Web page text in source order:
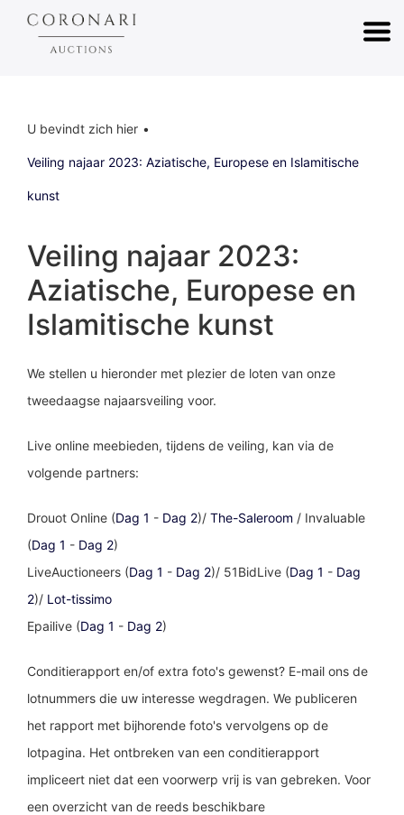
U bevindt zich hier
Veiling najaar 2023: Aziatische, Europese en Islamitische
kunst
Veiling najaar 2023:
Aziatische, Europese en
Islamitische kunst
We stellen u hieronder met plezier de loten van onze
tweedaagse najaarsveiling voor.
Live online meebieden, tijdens de veiling, kan via de
volgende partners:
Drouot Online (Dag 1 - Dag 2)/ The-Saleroom / Invaluable
(Dag 1 - Dag 2)
LiveAuctioneers (Dag 1 - Dag 2)/ 51BidLive (Dag 1 - Dag
2)/ Lot-tissimo
Epailive (Dag 1 - Dag 2)
Conditierapport en/of extra foto's gewenst? E-mail ons de
lotnummers die uw interesse wegdragen. We publiceren
het rapport met bijhorende foto's vervolgens op de
lotpagina. Het ontbreken van een conditierapport
impliceert niet dat een voorwerp vrij is van gebreken. Voor
een overzicht van de reeds beschikbare